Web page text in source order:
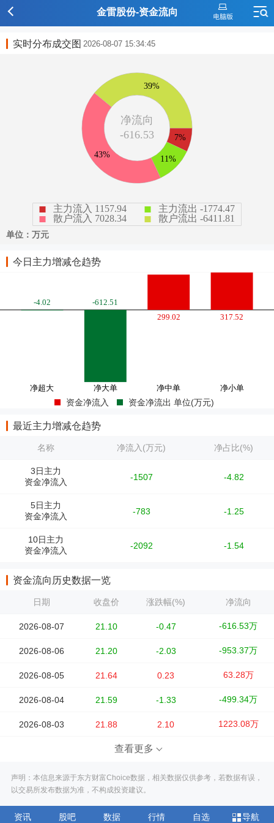
金雷股份-资金流向
实时分布成交图 2026-08-07 15:34:45
今日主力增减仓趋势
资金净流入 资金净流出 单位(万元)
最近主力增减仓趋势
名称 净流入(万元) 净占比(%)
3日主力
资金净流入
-1507 -4.82
5日主力
资金净流入
-783 -1.25
10日主力
资金净流入
-2092 -1.54
资金流向历史数据一览
日期 收盘价 涨跌幅(%) 净流向
2026-08-07 21.10 -0.47 -616.53万
2026-08-06 21.20 -2.03 -953.37万
2026-08-05 21.64 0.23 63.28万
2026-08-04 21.59 -1.33 -499.34万
2026-08-03 21.88 2.10 1223.08万
查看更多
声明：本信息来源于东方财富Choice数据，相关数据仅供参考，若数据有误，
以交易所发布数据为准，不构成投资建议。
资讯 股吧 数据 行情 自选 导航